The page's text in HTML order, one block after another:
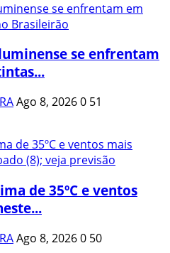
se enfrentam
Ago 8, 20260 51
de 35ºC e ventos
Ago 8, 20260 50